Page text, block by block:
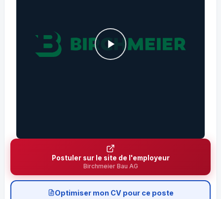
Postuler sur le site de l'employeur
Birchmeier Bau AG
Optimiser mon CV pour ce poste